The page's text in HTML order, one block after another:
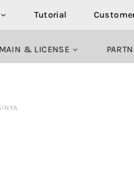
Tutorial
& LICENSE